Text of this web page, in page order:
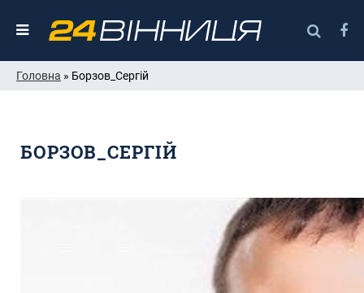
Головна » Борзов_Сергій
БОРЗОВ_СЕРГІЙ